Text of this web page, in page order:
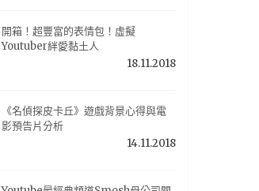
開箱！超豐富的表情包！虛擬
Youtuber絆愛黏土人
18.11.2018
《名偵探皮卡丘》遊戲背景心得與電
影預告片分析
14.11.2018